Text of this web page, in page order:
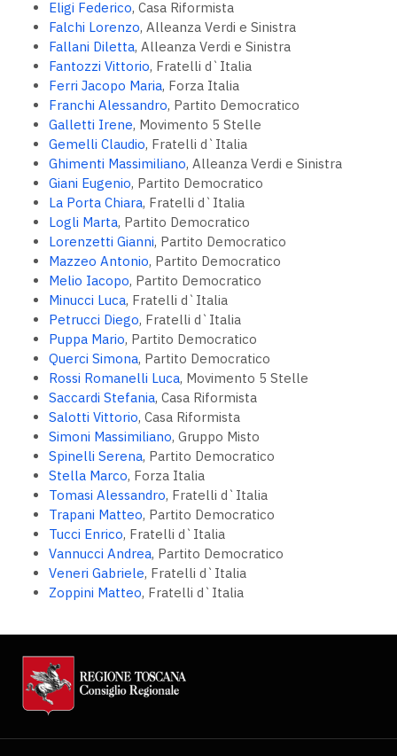
Eligi Federico, Casa Riformista
Falchi Lorenzo, Alleanza Verdi e Sinistra
Fallani Diletta, Alleanza Verdi e Sinistra
Fantozzi Vittorio, Fratelli d`Italia
Ferri Jacopo Maria, Forza Italia
Franchi Alessandro, Partito Democratico
Galletti Irene, Movimento 5 Stelle
Gemelli Claudio, Fratelli d`Italia
Ghimenti Massimiliano, Alleanza Verdi e Sinistra
Giani Eugenio, Partito Democratico
La Porta Chiara, Fratelli d`Italia
Logli Marta, Partito Democratico
Lorenzetti Gianni, Partito Democratico
Mazzeo Antonio, Partito Democratico
Melio Iacopo, Partito Democratico
Minucci Luca, Fratelli d`Italia
Petrucci Diego, Fratelli d`Italia
Puppa Mario, Partito Democratico
Querci Simona, Partito Democratico
Rossi Romanelli Luca, Movimento 5 Stelle
Saccardi Stefania, Casa Riformista
Salotti Vittorio, Casa Riformista
Simoni Massimiliano, Gruppo Misto
Spinelli Serena, Partito Democratico
Stella Marco, Forza Italia
Tomasi Alessandro, Fratelli d`Italia
Trapani Matteo, Partito Democratico
Tucci Enrico, Fratelli d`Italia
Vannucci Andrea, Partito Democratico
Veneri Gabriele, Fratelli d`Italia
Zoppini Matteo, Fratelli d`Italia